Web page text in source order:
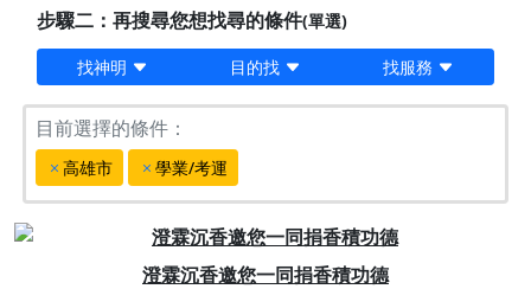
步驟二：再搜尋您想找尋的條件(單選)
找神明 目的找 找服務
目前選擇的條件：
高雄市 學業/考運
澄霖沉香邀您一同捐香積功德